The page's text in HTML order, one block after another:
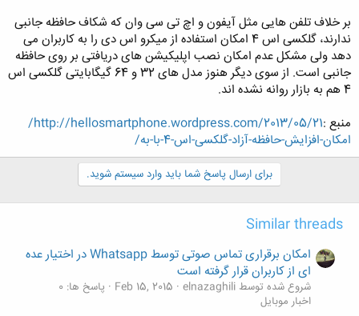
بر خلاف تلفن هایی مثل آیفون و اچ تی سی وان که شکاف حافظه جانبی
ندارند، گلکسی اس 4 امکان استفاده از میکرو اس دی را به کاربران می
دهد ولی مشکل عدم امکان نصب اپلیکیشن های دریافتی بر روی حافظه
جانبی است. از سوی دیگر هنوز مدل های 32 و 64 گیگابایتی گلکسی اس
4 هم به بازار روانه نشده اند.
منبع :
http://hellosmartphone.wordpress.com/2013/05/21/
امکان-افزایش-حافظه-آزاد-گلکسی-اس-4-با-به/
برای ارسال پاسخ شما باید وارد سیستم شوید.
Similar threads
امکان برقراری تماس صوتی توسط Whatsapp در اختیار عده
ای از کاربران قرار گرفته است
شروع شده توسط elnazaghili Feb 15, 2015
پاسخ ها: 0
اخبار موبایل